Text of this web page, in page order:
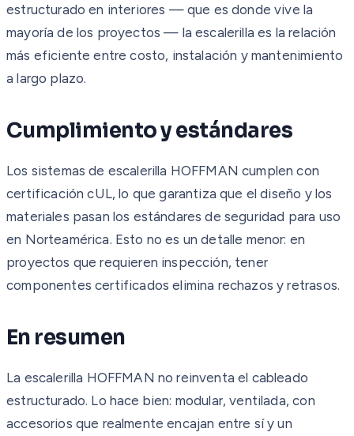
estructurado en interiores — que es donde vive la
mayoría de los proyectos — la escalerilla es la relación
más eficiente entre costo, instalación y mantenimiento
a largo plazo.
Cumplimiento y estándares
Los sistemas de escalerilla HOFFMAN cumplen con
certificación cUL, lo que garantiza que el diseño y los
materiales pasan los estándares de seguridad para uso
en Norteamérica. Esto no es un detalle menor: en
proyectos que requieren inspección, tener
componentes certificados elimina rechazos y retrasos.
En resumen
La escalerilla HOFFMAN no reinventa el cableado
estructurado. Lo hace bien: modular, ventilada, con
accesorios que realmente encajan entre sí y un